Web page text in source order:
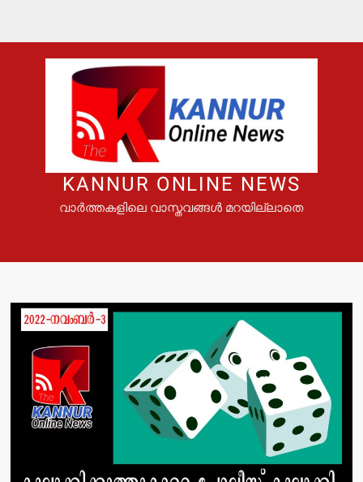
KANNUR ONLINE NEWS
വാർത്തകളിലെ വാസ്തവങ്ങൾ മറയില്ലാതെ